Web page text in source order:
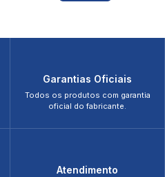
Garantias Oficiais
Todos os produtos com garantia
oficial do fabricante.
Atendimento